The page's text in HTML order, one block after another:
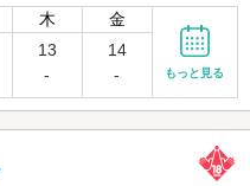
木 金
13
-
14
-
もっと見る